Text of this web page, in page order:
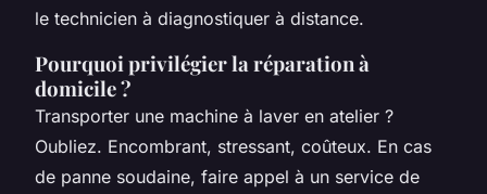
le technicien à diagnostiquer à distance.
Pourquoi privilégier la réparation à
domicile ?
Transporter une machine à laver en atelier ?
Oubliez. Encombrant, stressant, coûteux. En cas
de panne soudaine, faire appel à un service de